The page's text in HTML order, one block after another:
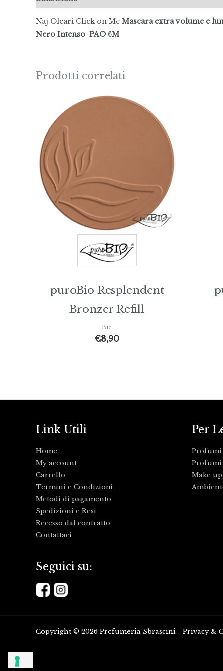
Naj Oleari Click on Me Mascara extra volume e
Nero Intenso PAO 6M
Prodotti correlati
puroBio Resplendent
Bronzer Refill
Bio
€8,90
Link Utili
Home
My account
Carrello
Termini e Condizioni
Metodi di pagamento
Spedizioni e Resi
Recesso dal contratto
Contattaci
Seguici su:
Per
Profumi
Profumi
Make up
Copyright © 2026 Profumeria Sbrascini - Privacy&